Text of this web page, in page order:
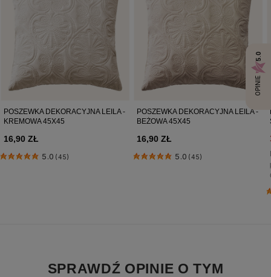
SPRAWDŹ OPINIE O TYM
POSZEWKA DEKORACYJNA LEILA -
KREMOWA 45X45
16,90 ZŁ
5.0 (45)
POSZEWKA DEKORACYJNA LEILA -
BEŻOWA 45X45
16,90 ZŁ
5.0 (45)
OPINIE
5.0